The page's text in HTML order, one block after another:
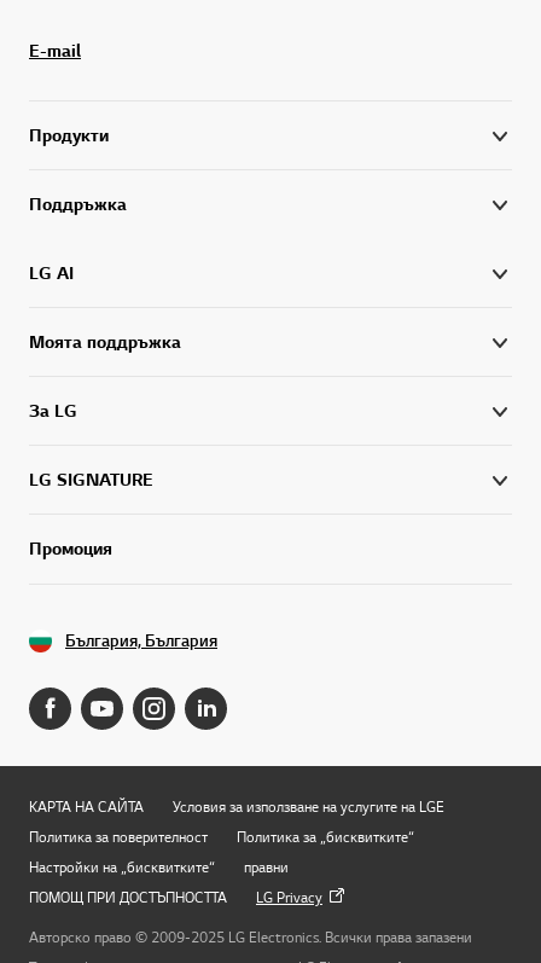
E-mail
Продукти
Поддръжка
LG AI
Моята поддръжка
За LG
LG SIGNATURE
Промоция
България, България
КАРТА НА САЙТА
Условия за използване на услугите на LGE
Политика за поверителност
Политика за „бисквитките“
Настройки на „бисквитките“
правни
ПОМОЩ ПРИ ДОСТЪПНОСТТА
LG Privacy
Авторско право © 2009-2025 LG Electronics. Всички права запазени